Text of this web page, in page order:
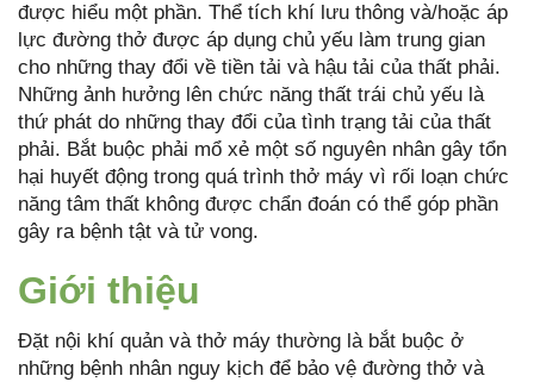
được hiểu một phần. Thể tích khí lưu thông và/hoặc áp
lực đường thở được áp dụng chủ yếu làm trung gian
cho những thay đổi về tiền tải và hậu tải của thất phải.
Những ảnh hưởng lên chức năng thất trái chủ yếu là
thứ phát do những thay đổi của tình trạng tải của thất
phải. Bắt buộc phải mổ xẻ một số nguyên nhân gây tổn
hại huyết động trong quá trình thở máy vì rối loạn chức
năng tâm thất không được chẩn đoán có thể góp phần
gây ra bệnh tật và tử vong.
Giới thiệu
Đặt nội khí quản và thở máy thường là bắt buộc ở
những bệnh nhân nguy kịch để bảo vệ đường thở và